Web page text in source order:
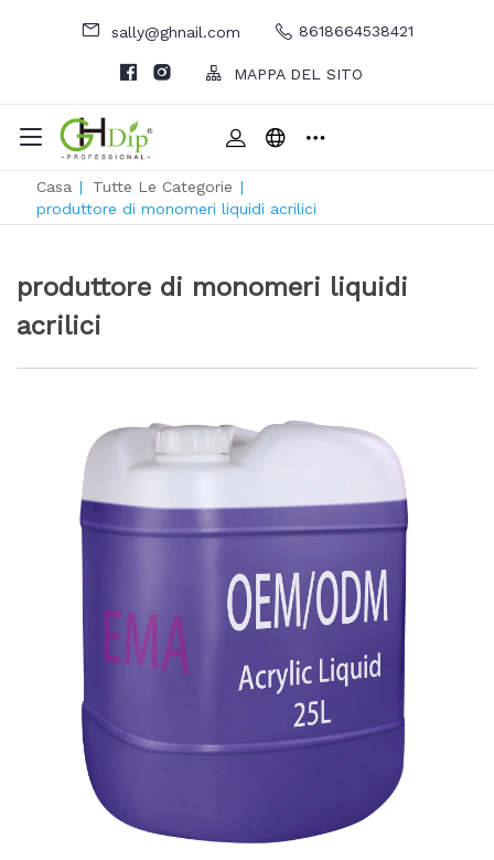
sally@ghnail.com 8618664538421
MAPPA DEL SITO
Casa | Tutte Le Categorie |
produttore di monomeri liquidi acrilici
produttore di monomeri liquidi
acrilici